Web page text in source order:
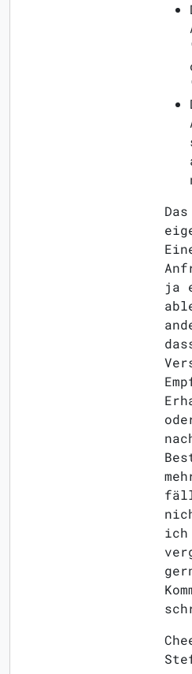
ja
ich